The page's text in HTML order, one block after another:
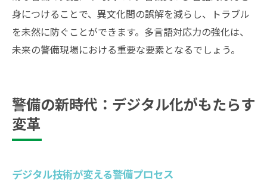
身につけることで、異文化間の誤解を減らし、トラブル
を未然に防ぐことができます。多言語対応力の強化は、
未来の警備現場における重要な要素となるでしょう。
警備の新時代：デジタル化がもたらす
変革
デジタル技術が変える警備プロセス